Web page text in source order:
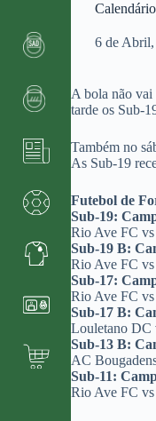
6 de
A bola não vai
tarde os Sub-
Também no
As Sub-19
Futebol de
Sub-19:
Rio Ave FC vs
Sub-19 B:
Rio Ave FC
Sub-17:
Rio Ave FC vs
Sub-17 B:
Louletano DC
Sub-13 B:
AC
Sub-11:
Rio Ave FC